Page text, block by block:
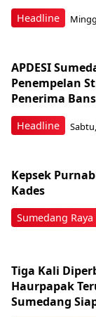
Headline
Headline
APDESI
Penempelan
Penerima
Sumedang Raya
Kepsek
Kades
Tiga Kali
Haurpapak
Sumedang